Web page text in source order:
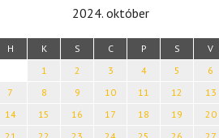
2024. október
H K S C P S V
1 2 3 4 5
6
7
8 9 10 11 12
13
14
15 16 17 18 19
20